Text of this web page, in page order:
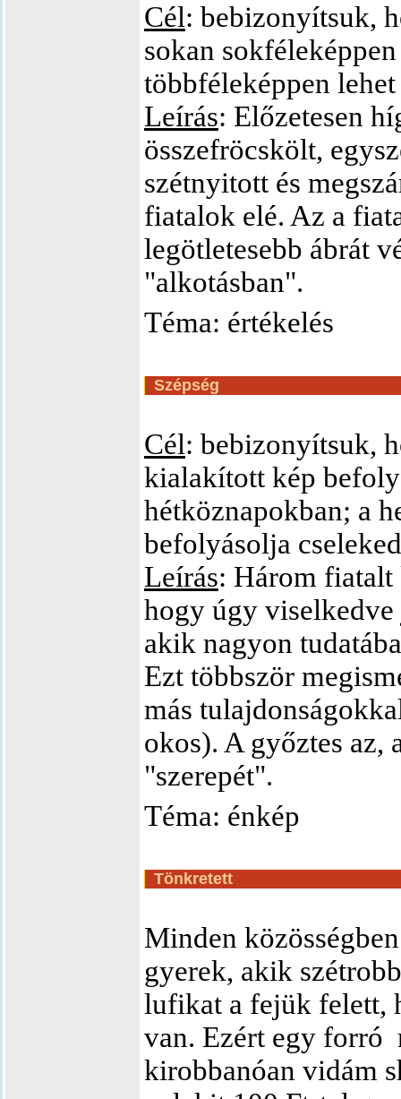
Cél: bebizonyítsuk,
sokan
többféleképpen
Leírás: Előzetesen
összefröcskölt,
szétnyitott és
fiatalok elé. Az a
legötletesebb ábrát
"alkotásban".
Téma: értékelés
Szépség
Cél: bebizonyítsuk,
kialakított kép
hétköznapokban; a
befolyásolja
Leírás: Három
hogy úgy
akik nagyon
Ezt többször
más
okos). A győztes az,
"szerepét".
Téma: énkép
Tönkretett
Minden
gyerek, akik
lufikat a fejük felett,
van. Ezért egy forró
kirobbanóan vidám